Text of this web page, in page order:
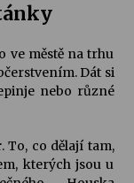
ve městě na trhu
Dát si
nebo různé
. To, co dělají tam,
kterých jsou u